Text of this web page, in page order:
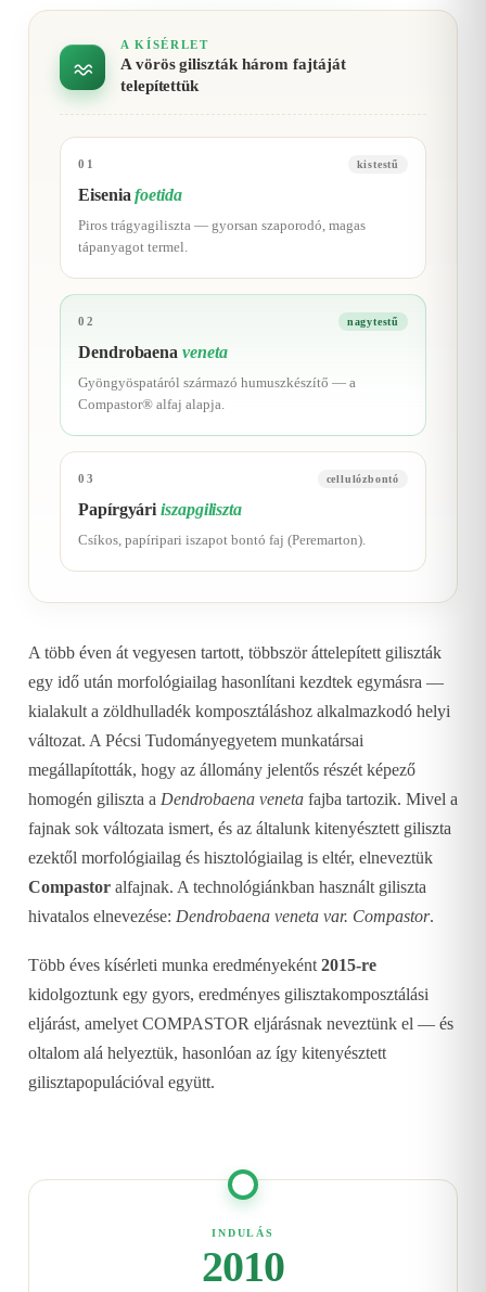
A KÍSÉRLET
A vörös giliszták három fajtáját
telepítettük
01 kistestű
Eiseniafoetida
Piros trágyagiliszta — gyorsan szaporodó, magas
tápanyagot termel.
02 nagytestű
Dendrobaenaveneta
Gyöngyöspatáról származó humuszkészítő — a
Compastor® alfaj alapja.
03 cellulózbontó
Papírgyáriiszapgiliszta
Csíkos, papíripari iszapot bontó faj (Peremarton).
A több éven át vegyesen tartott, többször áttelepített giliszták
egy idő után morfológiailag hasonlítani kezdtek egymásra —
kialakult a zöldhulladék komposztáláshoz alkalmazkodó helyi
változat. A Pécsi Tudományegyetem munkatársai
megállapították, hogy az állomány jelentős részét képező
homogén giliszta a Dendrobaena veneta fajba tartozik. Mivel a
fajnak sok változata ismert, és az általunk kitenyésztett giliszta
ezektől morfológiailag és hisztológiailag is eltér, elneveztük
Compastor alfajnak. A technológiánkban használt giliszta
hivatalos elnevezése: Dendrobaena veneta var. Compastor.
Több éves kísérleti munka eredményeként 2015-re
kidolgoztunk egy gyors, eredményes gilisztakomposztálási
eljárást, amelyet COMPASTOR eljárásnak neveztünk el — és
oltalom alá helyeztük, hasonlóan az így kitenyésztett
gilisztapopulációval együtt.
INDULÁS
2010